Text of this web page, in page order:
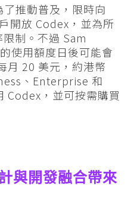
推動普及，限時向
開放 Codex，並為所
制。不過 Sam
使用額度日後可能會
月 20 美元，約港幣
、Enterprise 和
Codex，並可按需購買
與開發融合帶來